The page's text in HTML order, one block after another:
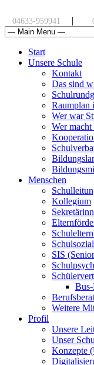
04633-959941 |
Start
Unsere Schule
Kontakt
Das sind
Raumplan
Wer war
Wer
Menschen
Kollegium
SIS
Weitere
Profil
Unsere
Unser
Konzepte